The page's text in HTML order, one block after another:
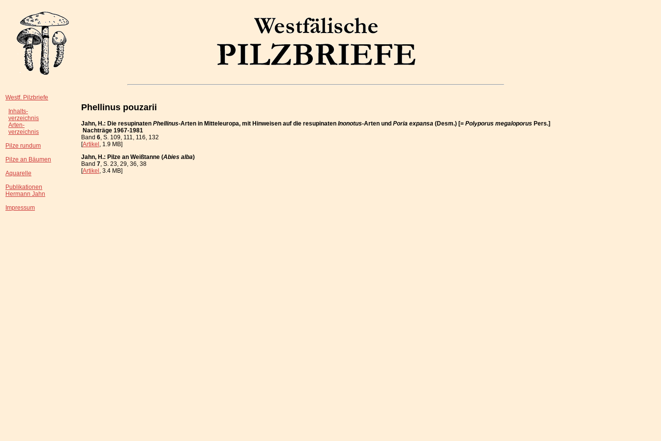
Westf. Pilzbriefe
Inhalts-
verzeichnis
Arten-
verzeichnis
Pilze rundum
Pilze an Bäumen
Aquarelle
Publikationen
Hermann Jahn
Impressum
Phellinus pouzarii
Jahn, H.: Die resupinaten Phellinus-Arten in Mitteleuropa, mit Hinweisen auf die resupinaten Inonotus-Arten und Poria expansa (Desm.) [= Polyporus megaloporus Pers.]
Nachträge 1967-1981
Band 6, S. 109, 111, 116, 132
[Artikel, 1.9 MB]
Jahn, H.: Pilze an Weißtanne (Abies alba)
Band 7, S. 23, 29, 36, 38
[Artikel, 3.4 MB]